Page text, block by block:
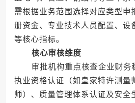
需根据业务范围选择对应类型申
册资金、专业技术人员配置、设
等核心指标。
核心审核维度
审批机构重点核查企业财务
执业资格认证（如皇家特许测量
师）、质量管理体系认证及安全